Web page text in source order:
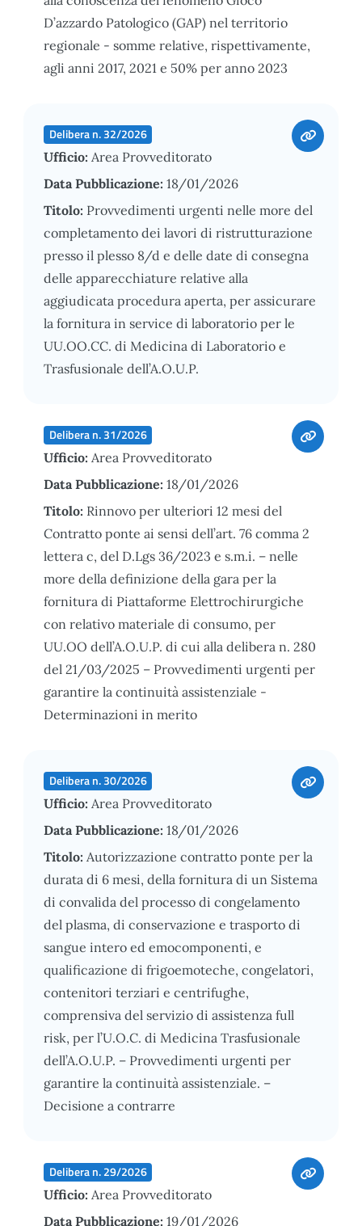
D’azzardo Patologico (GAP) nel territorio
regionale - somme relative, rispettivamente,
agli anni 2017, 2021 e 50% per anno 2023
Delibera n. 32/2026
Ufficio: Area Provveditorato
Data Pubblicazione: 18/01/2026
Titolo: Provvedimenti urgenti nelle more del
completamento dei lavori di ristrutturazione
presso il plesso 8/d e delle date di consegna
delle apparecchiature relative alla
aggiudicata procedura aperta, per assicurare
la fornitura in service di laboratorio per le
UU.OO.CC. di Medicina di Laboratorio e
Trasfusionale dell’A.O.U.P.
Delibera n. 31/2026
Ufficio: Area Provveditorato
Data Pubblicazione: 18/01/2026
Titolo: Rinnovo per ulteriori 12 mesi del
Contratto ponte ai sensi dell’art. 76 comma 2
lettera c, del D.Lgs 36/2023 e s.m.i. – nelle
more della definizione della gara per la
fornitura di Piattaforme Elettrochirurgiche
con relativo materiale di consumo, per
UU.OO dell’A.O.U.P. di cui alla delibera n. 280
del 21/03/2025 – Provvedimenti urgenti per
garantire la continuità assistenziale -
Determinazioni in merito
Delibera n. 30/2026
Ufficio: Area Provveditorato
Data Pubblicazione: 18/01/2026
Titolo: Autorizzazione contratto ponte per la
durata di 6 mesi, della fornitura di un Sistema
di convalida del processo di congelamento
del plasma, di conservazione e trasporto di
sangue intero ed emocomponenti, e
qualificazione di frigoemoteche, congelatori,
contenitori terziari e centrifughe,
comprensiva del servizio di assistenza full
risk, per l’U.O.C. di Medicina Trasfusionale
dell’A.O.U.P. – Provvedimenti urgenti per
garantire la continuità assistenziale. –
Decisione a contrarre
Delibera n. 29/2026
Ufficio: Area Provveditorato
Data Pubblicazione: 19/01/2026